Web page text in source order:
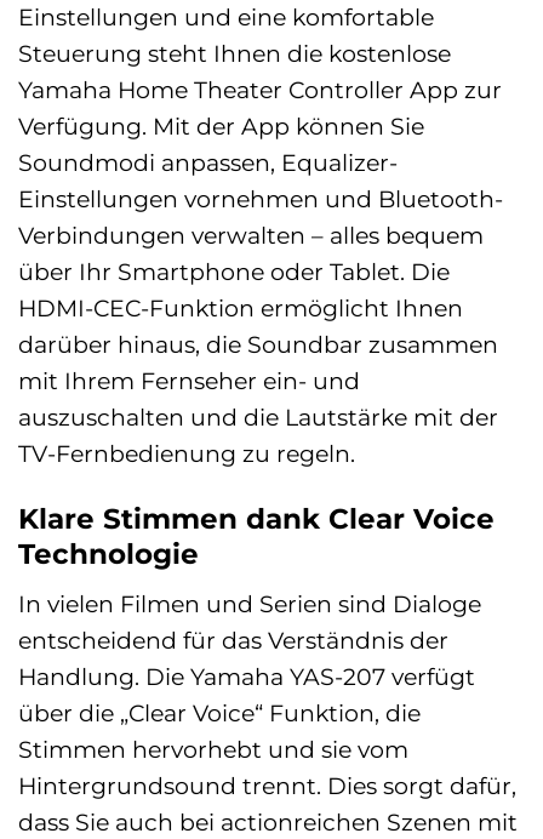
Einstellungen und eine komfortable
Steuerung steht Ihnen die kostenlose
Yamaha Home Theater Controller App zur
Verfügung. Mit der App können Sie
Soundmodi anpassen, Equalizer-
Einstellungen vornehmen und Bluetooth-
Verbindungen verwalten – alles bequem
über Ihr Smartphone oder Tablet. Die
HDMI-CEC-Funktion ermöglicht Ihnen
darüber hinaus, die Soundbar zusammen
mit Ihrem Fernseher ein- und
auszuschalten und die Lautstärke mit der
TV-Fernbedienung zu regeln.
Klare Stimmen dank Clear Voice
Technologie
In vielen Filmen und Serien sind Dialoge
entscheidend für das Verständnis der
Handlung. Die Yamaha YAS-207 verfügt
über die „Clear Voice“ Funktion, die
Stimmen hervorhebt und sie vom
Hintergrundsound trennt. Dies sorgt dafür,
dass Sie auch bei actionreichen Szenen mit